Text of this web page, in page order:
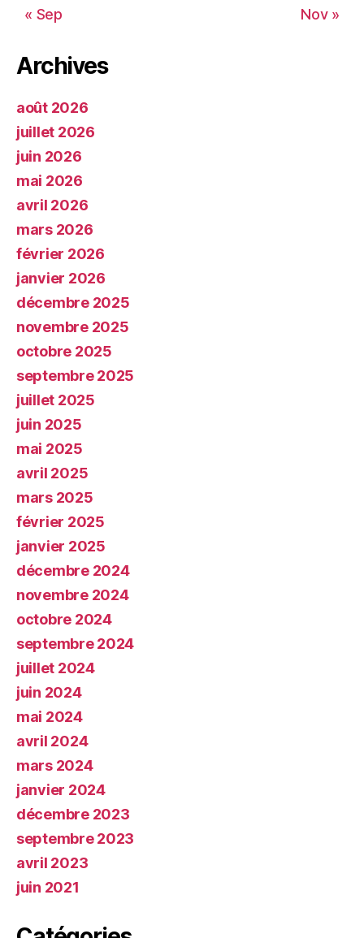
« Sep Nov »
Archives
août 2026
juillet 2026
juin 2026
mai 2026
avril 2026
mars 2026
février 2026
janvier 2026
décembre 2025
novembre 2025
octobre 2025
septembre 2025
juillet 2025
juin 2025
mai 2025
avril 2025
mars 2025
février 2025
janvier 2025
décembre 2024
novembre 2024
octobre 2024
septembre 2024
juillet 2024
juin 2024
mai 2024
avril 2024
mars 2024
janvier 2024
décembre 2023
septembre 2023
avril 2023
juin 2021